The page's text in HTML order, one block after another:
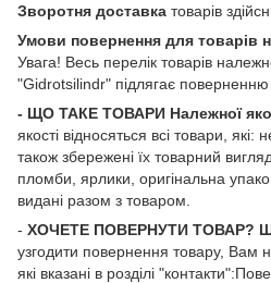
Зворотня доставка товарів
Умови повернення для товарів
Увага! Весь перелік товарів
"Gidrotsilindr" підлягає поверненню
- ЩО ТАКЕ ТОВАРИ Належної
якості відносяться всі товари, які:
також збережені їх товарний
пломби, ярлики, оригінальна
видані разом з товаром.
- ХОЧЕТЕ ПОВЕРНУТИ ТОВАР?
узгодити повернення товару, Вам
які вказані в розділі